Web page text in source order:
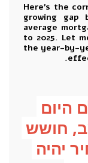
Here's the
growing gap
average
to 2025. Let
the year-by-